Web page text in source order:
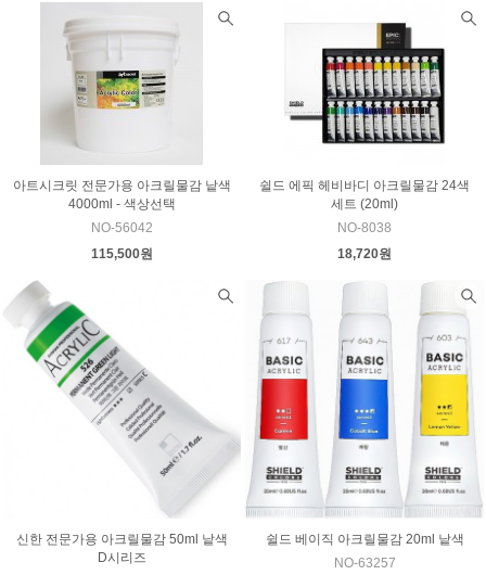
아트시크릿 전문가용 아크릴물감 낱색
4000ml - 색상선택
NO-56042
115,500원
쉴드 에픽 헤비바디 아크릴물감 24색
세트 (20ml)
NO-8038
18,720원
신한 전문가용 아크릴물감 50ml 낱색
D시리즈
쉴드 베이직 아크릴물감 20ml 낱색
NO-63257